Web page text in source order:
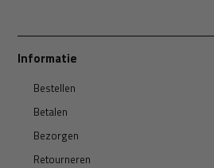
Informatie
Bestellen
Betalen
Bezorgen
Retourneren